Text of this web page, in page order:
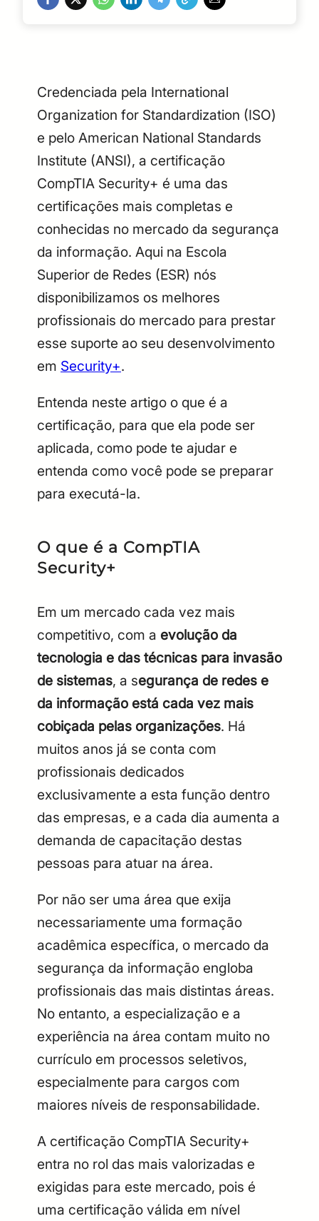
Credenciada pela International
Organization for Standardization (ISO)
e pelo American National Standards
Institute (ANSI), a certificação
CompTIA Security+ é uma das
certificações mais completas e
conhecidas no mercado da segurança
da informação. Aqui na Escola
Superior de Redes (ESR) nós
disponibilizamos os melhores
profissionais do mercado para prestar
esse suporte ao seu desenvolvimento
em Security+.
Entenda neste artigo o que é a
certificação, para que ela pode ser
aplicada, como pode te ajudar e
entenda como você pode se preparar
para executá-la.
O que é a CompTIA
Security+
Em um mercado cada vez mais
competitivo, com a evolução da
tecnologia e das técnicas para invasão
de sistemas, a segurança de redes e
da informação está cada vez mais
cobiçada pelas organizações. Há
muitos anos já se conta com
profissionais dedicados
exclusivamente a esta função dentro
das empresas, e a cada dia aumenta a
demanda de capacitação destas
pessoas para atuar na área.
Por não ser uma área que exija
necessariamente uma formação
acadêmica específica, o mercado da
segurança da informação engloba
profissionais das mais distintas áreas.
No entanto, a especialização e a
experiência na área contam muito no
currículo em processos seletivos,
especialmente para cargos com
maiores níveis de responsabilidade.
A certificação CompTIA Security+
entra no rol das mais valorizadas e
exigidas para este mercado, pois é
uma certificação válida em nível